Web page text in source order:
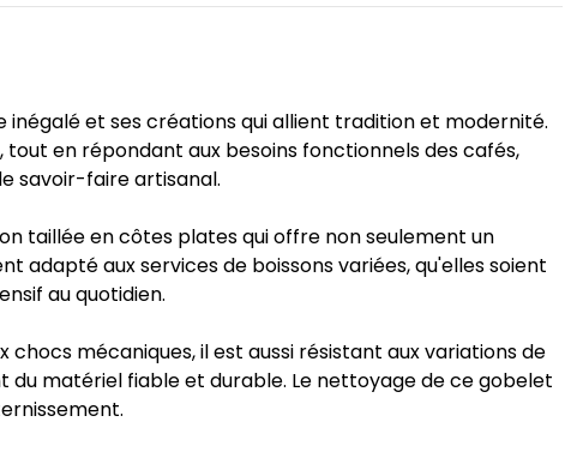
inégalé et ses créations qui allient tradition et modernité.
en répondant aux besoins fonctionnels des cafés,
savoir-faire artisanal.
taillée en côtes plates qui offre non seulement un
adapté aux services de boissons variées, qu'elles soient
au quotidien.
mécaniques, il est aussi résistant aux variations de
du matériel fiable et durable. Le nettoyage de ce gobelet